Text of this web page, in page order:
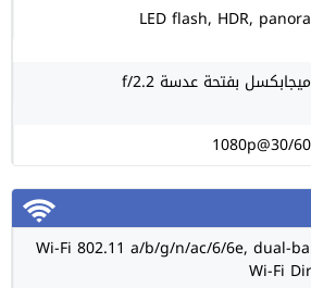
LED flash, HDR,
1080p@30/
Wi-Fi 802.11 a/b/g/n/ac/6/6e, dual-
Wi-Fi